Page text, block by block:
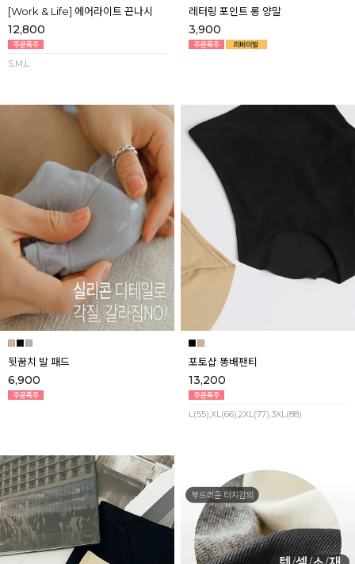
[Work & Life] 에어라이트 끈나시
12,800
S,M,L
레터링 포인트 롱 양말
3,900
뒷꿈치 발 패드
6,900
포토샵 똥배팬티
13,200
L(55),XL(66),2XL(77),3XL(88)